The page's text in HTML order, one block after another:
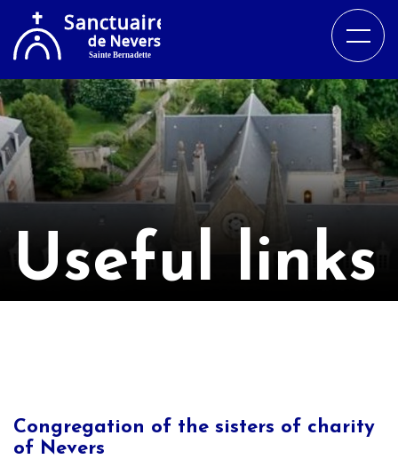
Useful links
Congregation of the sisters of charity
of Nevers